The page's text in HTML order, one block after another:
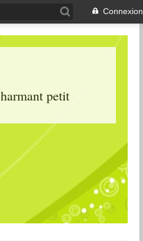
Connexion
petit